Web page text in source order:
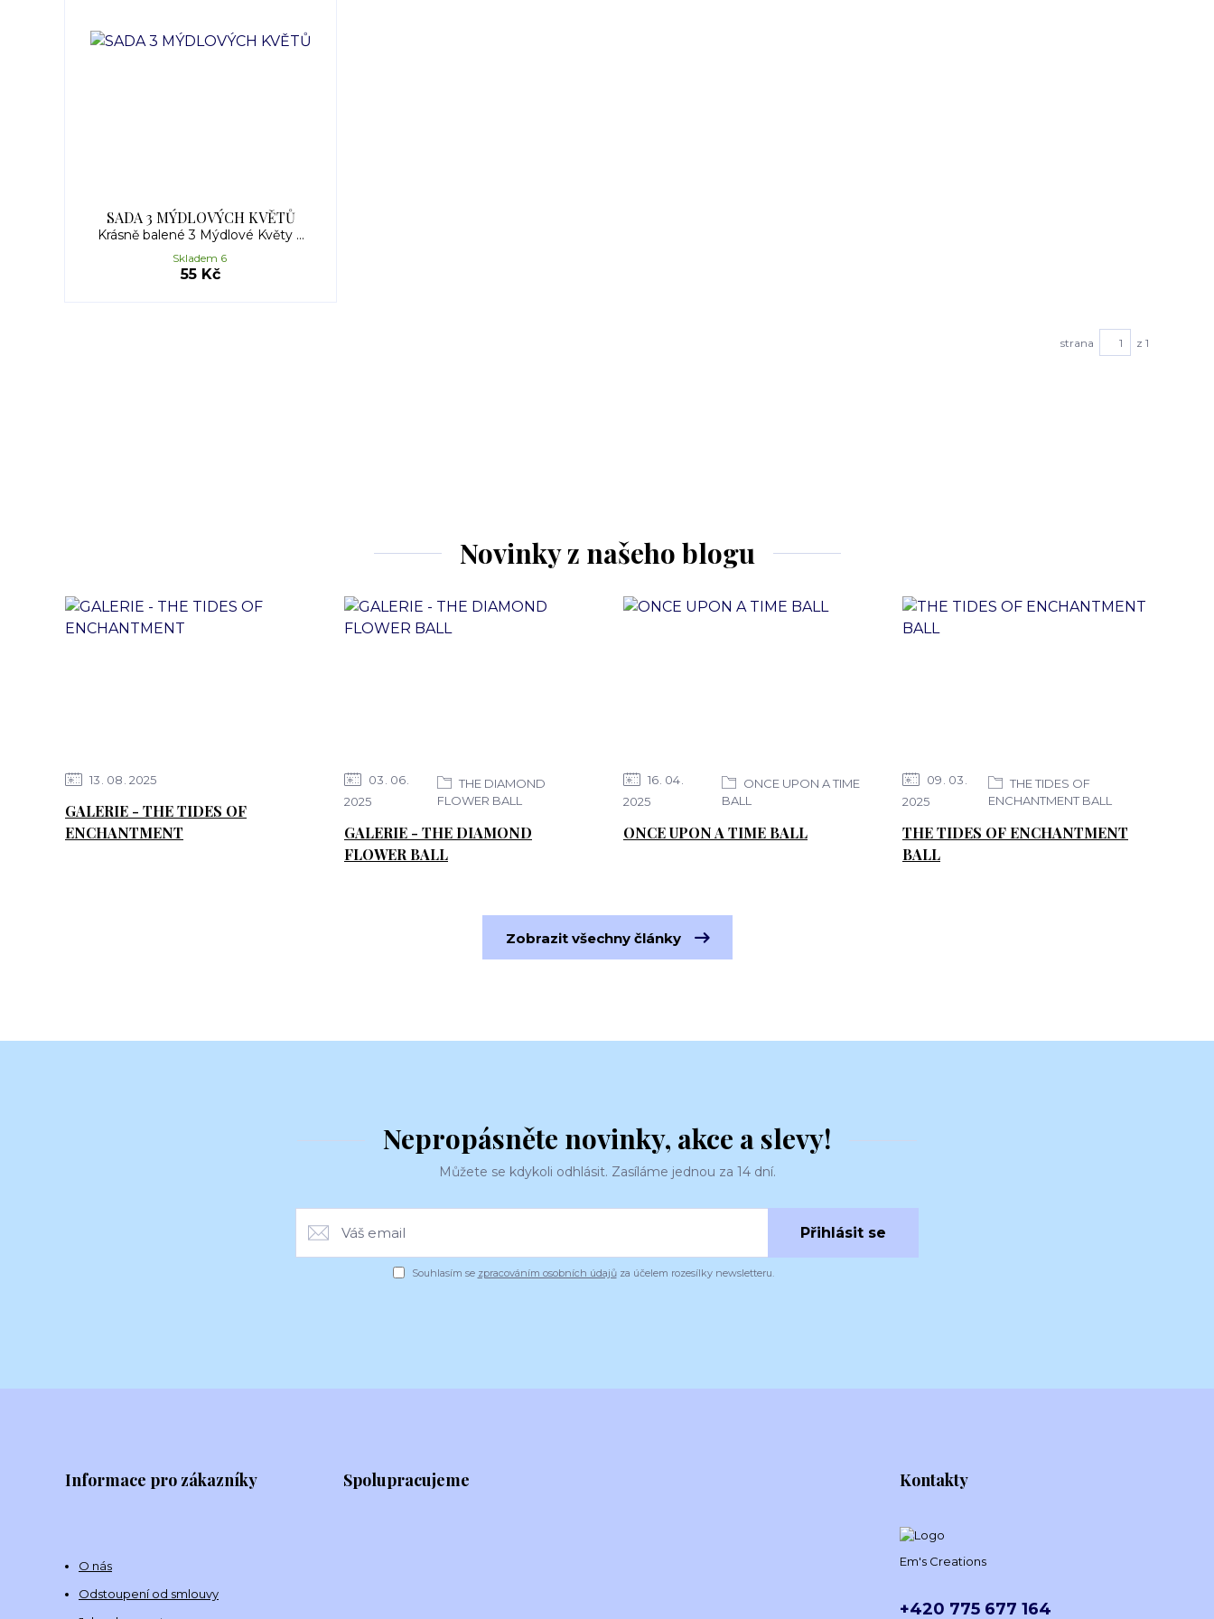
SADA 3 MÝDLOVÝCH KVĚTŮ
Krásně balené 3 Mýdlové Květy ...
55 Kč
Skladem 6
strana z 1
Novinky z našeho blogu
13 08 2025
GALERIE - THE TIDES OF
ENCHANTMENT
03 06
2025
THE DIAMOND
FLOWER BALL
GALERIE - THE DIAMOND
FLOWER BALL
16 04
2025
ONCE UPON A TIME
BALL
ONCE UPON A TIME BALL
09 03
2025
THE TIDES OF
ENCHANTMENT BALL
THE TIDES OF ENCHANTMENT
BALL
Zobrazit všechny články
Nepropásněte novinky, akce a slevy!
Můžete se kdykoli odhlásit. Zasíláme jednou za 14 dní.
Přihlásit se
Souhlasím se zpracováním osobních údajůza účelem rozesílky newsletteru.
Informace pro zákazníky
O nás
Odstoupení od smlouvy
Spolupracujeme Kontakty
Em's Creations
+420 775 677 164